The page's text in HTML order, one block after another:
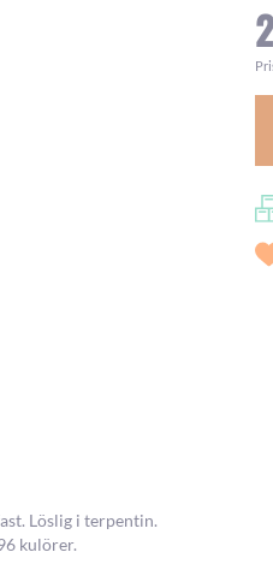
Löslig i terpentin.
kulörer.